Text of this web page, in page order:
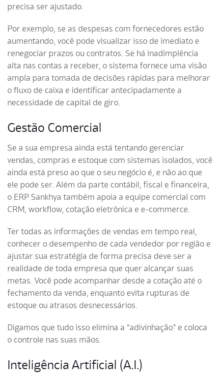
precisa ser ajustado.
Por exemplo, se as despesas com fornecedores estão
aumentando, você pode visualizar isso de imediato e
renegociar prazos ou contratos. Se há inadimplência
alta nas contas a receber, o sistema fornece uma visão
ampla para tomada de decisões rápidas para melhorar
o fluxo de caixa e identificar antecipadamente a
necessidade de capital de giro.
Gestão Comercial
Se a sua empresa ainda está tentando gerenciar
vendas, compras e estoque com sistemas isolados, você
ainda está preso ao que o seu negócio é, e não ao que
ele pode ser. Além da parte contábil, fiscal e financeira,
o ERP Sankhya também apoia a equipe comercial com
CRM, workflow, cotação eletrônica e e-commerce.
Ter todas as informações de vendas em tempo real,
conhecer o desempenho de cada vendedor por região e
ajustar sua estratégia de forma precisa deve ser a
realidade de toda empresa que quer alcançar suas
metas. Você pode acompanhar desde a cotação até o
fechamento da venda, enquanto evita rupturas de
estoque ou atrasos desnecessários.
Digamos que tudo isso elimina a “adivinhação” e coloca
o controle nas suas mãos.
Inteligência Artificial (A.I.)